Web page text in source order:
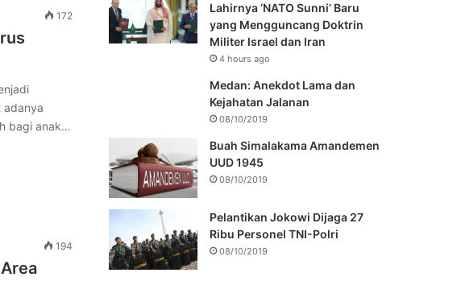
172
adanya
bagi anak…
194
Lahirnya ‘NATO Sunni’ Baru
yang Mengguncang Doktrin
Militer Israel dan Iran
4 hours ago
Medan: Anekdot Lama dan
Kejahatan Jalanan
08/10/2019
Buah Simalakama Amandemen
UUD 1945
08/10/2019
Pelantikan Jokowi Dijaga 27
Ribu Personel TNI-Polri
08/10/2019